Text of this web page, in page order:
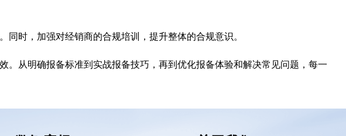
时，加强对经销商的合规培训，提升整体的合规意识。
从明确报备标准到实战报备技巧，再到优化报备体验和解决常见问题，每一